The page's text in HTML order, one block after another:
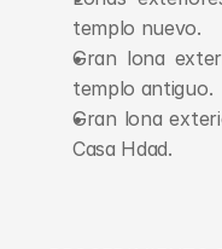
templo nuevo.
Gran lona
templo antiguo.
Gran lona
Casa Hdad.